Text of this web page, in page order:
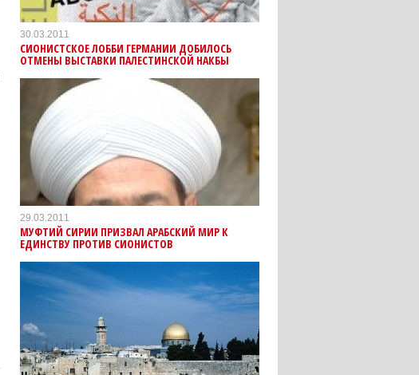
30.03.2011
СИОНИСТСКОЕ ЛОББИ ГЕРМАНИИ ДОБИЛОСЬ
ОТМЕНЫ ВЫСТАВКИ ПАЛЕСТИНСКОЙ НАКБЫ
29.03.2011
МУФТИЙ СИРИИ ПРИЗВАЛ АРАБСКИЙ МИР К
ЕДИНСТВУ ПРОТИВ СИОНИСТОВ